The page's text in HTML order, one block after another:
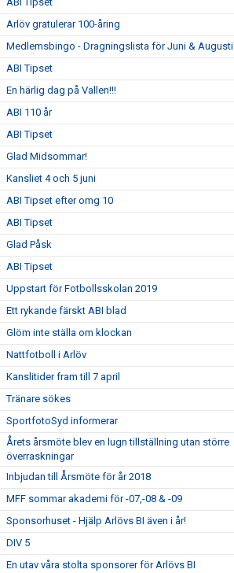
Arlöv gratulerar 100-åring
Medlemsbingo - Dragningslista för Juni & Augusti
ABI Tipset
En härlig dag på Vallen!!!
ABI 110 år
ABI Tipset
Glad Midsommar!
Kansliet 4 och 5 juni
ABI Tipset efter omg 10
ABI Tipset
Glad Påsk
ABI Tipset
Uppstart för Fotbollsskolan 2019
Ett rykande färskt ABI blad
Glöm inte ställa om klockan
Nattfotboll i Arlöv
Kanslitider fram till 7 april
Tränare sökes
SportfotoSyd informerar
Årets årsmöte blev en lugn tillställning utan större
överraskningar
Inbjudan till Årsmöte för år 2018
MFF sommar akademi för -07,-08 & -09
Sponsorhuset - Hjälp Arlövs BI även i år!
DIV 5
En utav våra stolta sponsorer för Arlövs BI